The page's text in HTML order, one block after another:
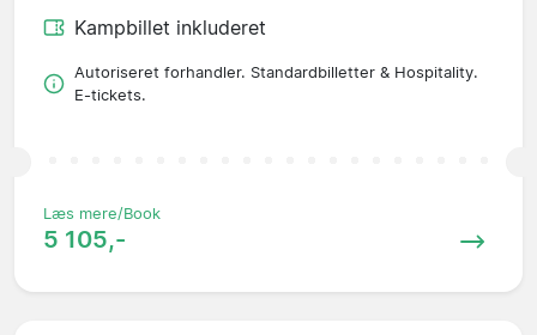
Kampbillet inkluderet
Autoriseret forhandler. Standardbilletter & Hospitality.
E-tickets.
Læs mere/Book
5 105,-